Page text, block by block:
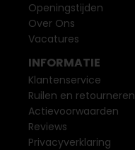
Openingstijden
Over Ons
Vacatures
INFORMATIE
Klantenservice
Ruilen en retourneren
Actievoorwaarden
Reviews
Privacyverklaring